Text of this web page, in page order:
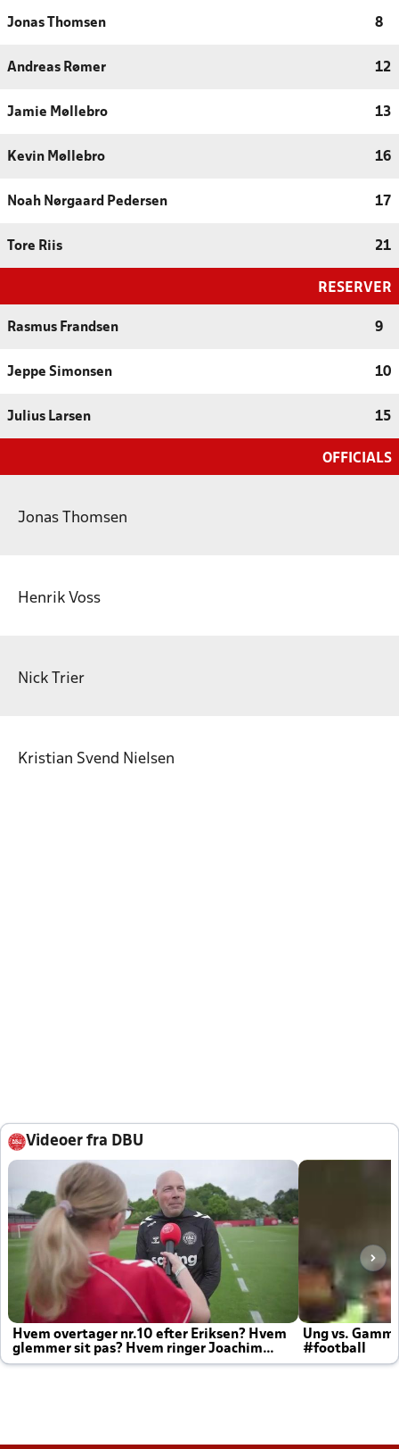
Jonas Thomsen 8
Andreas Rømer 12
Jamie Møllebro 13
Kevin Møllebro 16
Noah Nørgaard Pedersen 17
Tore Riis 21
RESERVER
Rasmus Frandsen 9
Jeppe Simonsen 10
Julius Larsen 15
OFFICIALS
Jonas Thomsen
Henrik Voss
Nick Trier
Kristian Svend Nielsen
Videoer fra DBU
Hvem overtager nr.10 efter Eriksen? Hvem
glemmer sit pas? Hvem ringer Joachim
altid til efter kampe?
Ung vs.
#football